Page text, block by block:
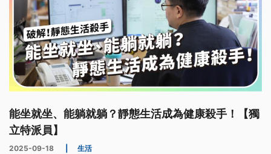
能坐就坐、能躺就躺？靜態生活成為健康殺手！【獨
立特派員】
2025-09-18 生活